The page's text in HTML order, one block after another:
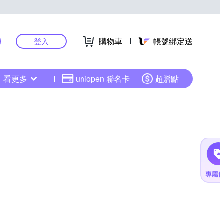
登入 購物車 帳號綁定送
看更多 uniopen 聯名卡 超贈點